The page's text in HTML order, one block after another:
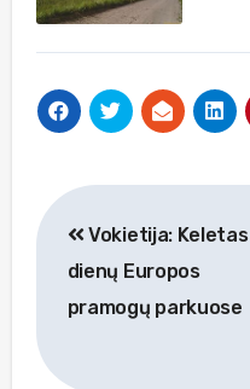
Navigacija
tarp
įrašų
Vokietija: Keletas
dienų Europos
pramogų parkuose